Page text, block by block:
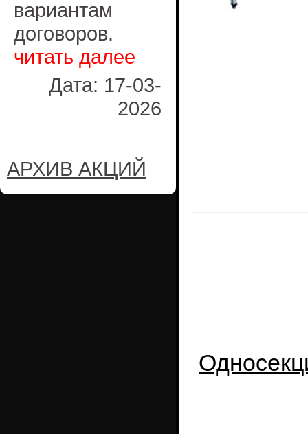
вариантам
договоров.
читать далее
Дата: 17-03-
2026
АРХИВ АКЦИЙ